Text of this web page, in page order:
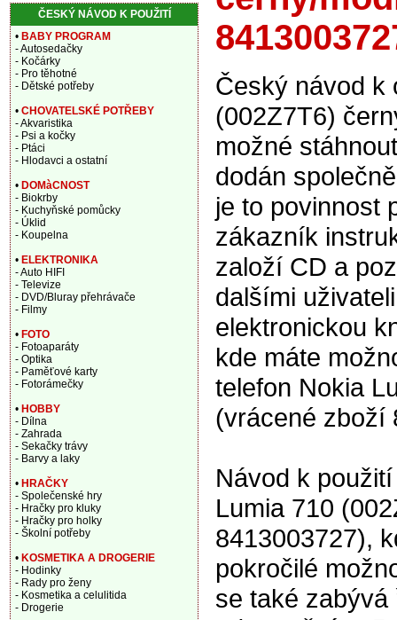
Český návod k
(002Z7T6)
možné
dodán
je to povinnost
zákazník
založí CD a
dalšími
elektronickou
kde máte
telefon Nokia
(vrácené zboží
Návod k
Lumia 710
8413003727),
pokročilé
se také
ČESKÝ NÁVOD K POUŽITÍ
• BABY PROGRAM
- Autosedačky
- Kočárky
- Pro těhotné
- Dětské potřeby
• CHOVATELSKÉ POTŘEBY
- Akvaristika
- Psi a kočky
- Ptáci
- Hlodavci a ostatní
• DOMàCNOST
- Biokrby
- Kuchyňské pomůcky
- Úklid
- Koupelna
• ELEKTRONIKA
- Auto HIFI
- Televize
- DVD/Bluray přehrávače
- Filmy
• FOTO
- Fotoaparáty
- Optika
- Paměťové karty
- Fotorámečky
• HOBBY
- Dílna
- Zahrada
- Sekačky trávy
- Barvy a laky
• HRAČKY
- Společenské hry
- Hračky pro kluky
- Hračky pro holky
- Školní potřeby
• KOSMETIKA A DROGERIE
- Hodinky
- Rady pro ženy
- Kosmetika a celulitida
- Drogerie